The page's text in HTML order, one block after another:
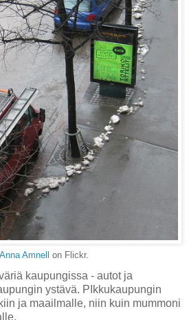
Anna Amnell on Flickr.
kaupungissa - autot ja
ystävä. PIkkukaupungin
ja maailmalle, niin kuin mummoni